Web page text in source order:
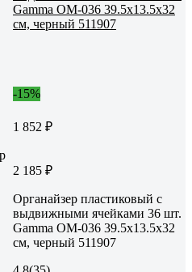
-15%
1 852 ₽
2 185 ₽
Органайзер пластиковый с
выдвижными ячейками 36 шт.
Gamma ОМ-036 39.5x13.5x32
см, черный 511907